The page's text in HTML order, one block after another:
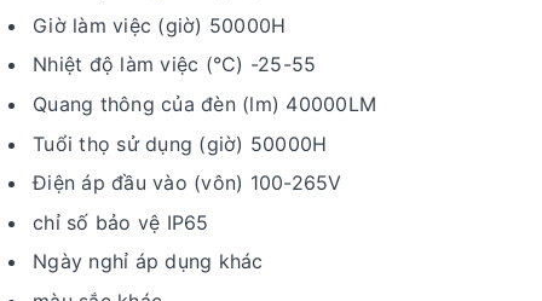
Giờ làm việc (giờ) 50000H
Nhiệt độ làm việc (°C) -25-55
Quang thông của đèn (lm) 40000LM
Tuổi thọ sử dụng (giờ) 50000H
Điện áp đầu vào (vôn) 100-265V
chỉ số bảo vệ IP65
Ngày nghỉ áp dụng khác